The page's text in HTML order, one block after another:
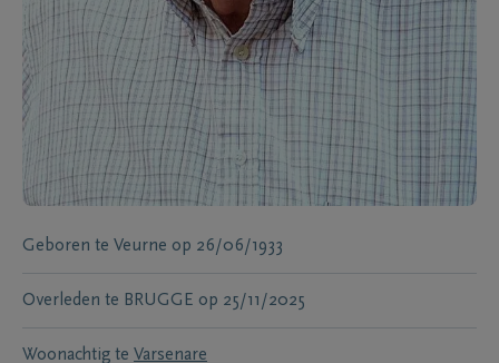
Geboren te Veurne op 26/06/1933
Overleden te BRUGGE op 25/11/2025
Woonachtig te Varsenare